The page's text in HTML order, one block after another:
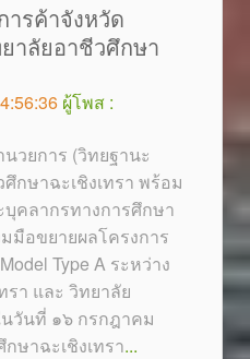
ารค้าจังหวัด
าลัยอาชีวศึกษา
ผู้โพส :
วยการ (วิทยฐานะ
กษาฉะเชิงเทรา พร้อม
คลากรทางการศึกษา
มือขยายผลโครงการ
Type A ระหว่าง
รา และ วิทยาลัย
นวันที่ ๑๖ กรกฎาคม
ษาฉะเชิงเทรา...